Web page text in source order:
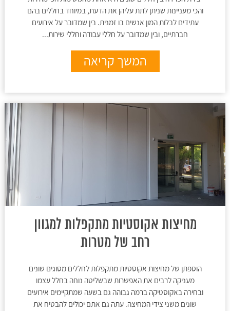
והכי מעניינות שניתן לתת עליהן את הדעת, במיוחד בחללים בהם
עתידים לבלות המון אנשים בו זמנית. בין שמדובר על אירועים
חברתיים, ובין שמדובר על חללי עבודה וחללי שירות...
המשך קריאה
מחיצות אקוסטיות מתקפלות למגוון
רחב של מטרות
הוספתן של מחיצות אקוסטיות מתקפלות לחללים מסוגים שונים
מעניקה לרבים את האפשרות שבשליטה נוחה בחלל עצמו
ובחירה באקוסטיקה ברמה גבוהה גם בשעה שמתקיימים אירועים
שונים משני צידי המחיצה. עתה גם אתם יכולים להבטיח את